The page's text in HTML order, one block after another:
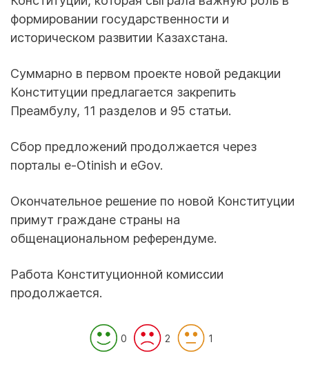
формировании государственности и
историческом развитии Казахстана.
Суммарно в первом проекте новой редакции
Конституции предлагается закрепить
Преамбулу, 11 разделов и 95 статьи.
Сбор предложений продолжается через
порталы e-Otinish и eGov.
Окончательное решение по новой Конституции
примут граждане страны на
общенациональном референдуме.
Работа Конституционной комиссии
продолжается.
0 2 1